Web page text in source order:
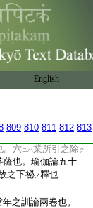
English
809 810 811 812 813
不可縁 云云
云云 此分
サテハ魚モチト
縁ヲ
事不審也 評
見物。水ト空トア
一
者也
。六ニハ業所引之除 ク
薩也。瑜伽論五十
之下祕ノ釋也
之訓論兩卷也。